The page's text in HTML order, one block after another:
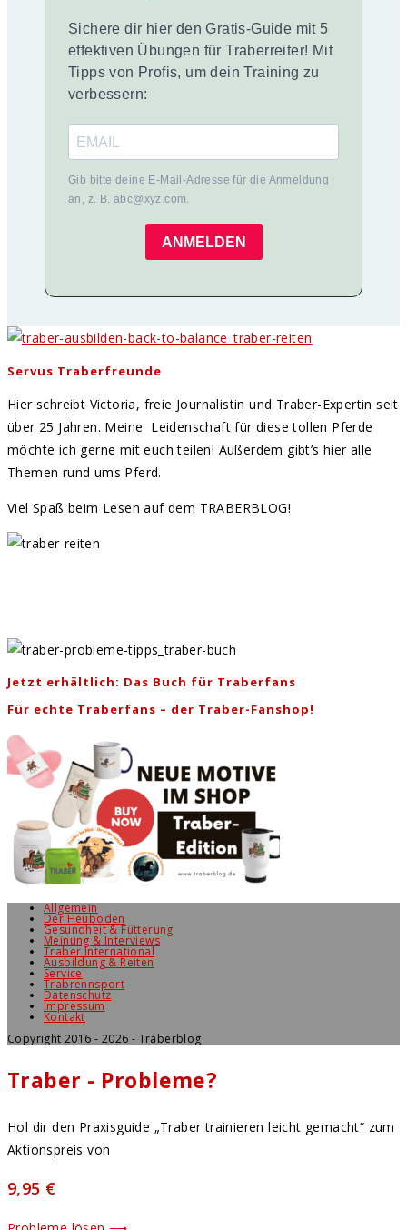
Sichere dir hier den Gratis-Guide mit 5
effektiven Übungen für Traberreiter! Mit
Tipps von Profis, um dein Training zu
verbessern:
Gib bitte deine E-Mail-Adresse für die Anmeldung
an, z. B. abc@xyz.com.
ANMELDEN
Servus Traberfreunde
Hier schreibt Victoria, freie Journalistin und Traber-Expertin seit
über 25 Jahren. Meine Leidenschaft für diese tollen Pferde
möchte ich gerne mit euch teilen! Außerdem gibt’s hier alle
Themen rund ums Pferd.
Viel Spaß beim Lesen auf dem TRABERBLOG!
Jetzt erhältlich: Das Buch für Traberfans
Für echte Traberfans – der Traber-Fanshop!
Allgemein
Der Heuboden
Gesundheit & Fütterung
Meinung & Interviews
Traber International
Ausbildung & Reiten
Service
Trabrennsport
Datenschutz
Impressum
Kontakt
Copyright 2016 - 2026 - Traberblog
Traber - Probleme?
Hol dir den Praxisguide „Traber trainieren leicht gemacht“ zum
Aktionspreis von
9,95 €